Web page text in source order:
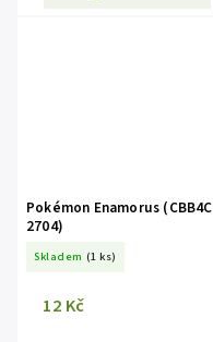
Pokémon Enamorus (CBB4C
2704)
Skladem (1 ks)
12 Kč